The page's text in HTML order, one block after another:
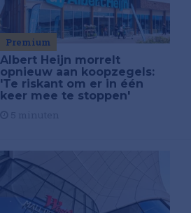
Premium
Albert Heijn morrelt
opnieuw aan koopzegels:
'Te riskant om er in één
keer mee te stoppen'